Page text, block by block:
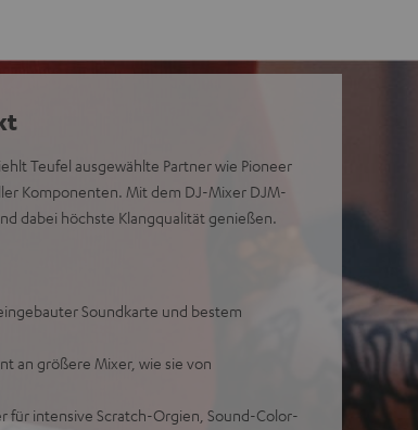
Teufel ausgewählte Partner wie Pioneer
Komponenten. Mit dem DJ-Mixer DJM-
dabei höchste Klangqualität genießen.
Soundkarte und bestem
an größere Mixer, wie sie von
für intensive Scratch-Orgien, Sound-Color-